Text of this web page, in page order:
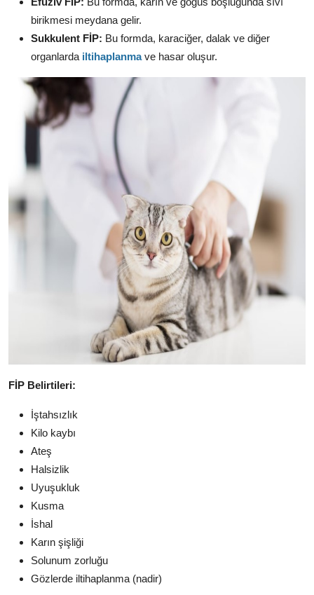
birikmesi meydana gelir.
Sukkulent FİP: Bu formda, karaciğer, dalak ve diğer
organlarda iltihaplanmave hasar oluşur.
FİP Belirtileri:
İştahsızlık
Kilo kaybı
Ateş
Halsizlik
Uyuşukluk
Kusma
İshal
Karın şişliği
Solunum zorluğu
Gözlerde iltihaplanma (nadir)